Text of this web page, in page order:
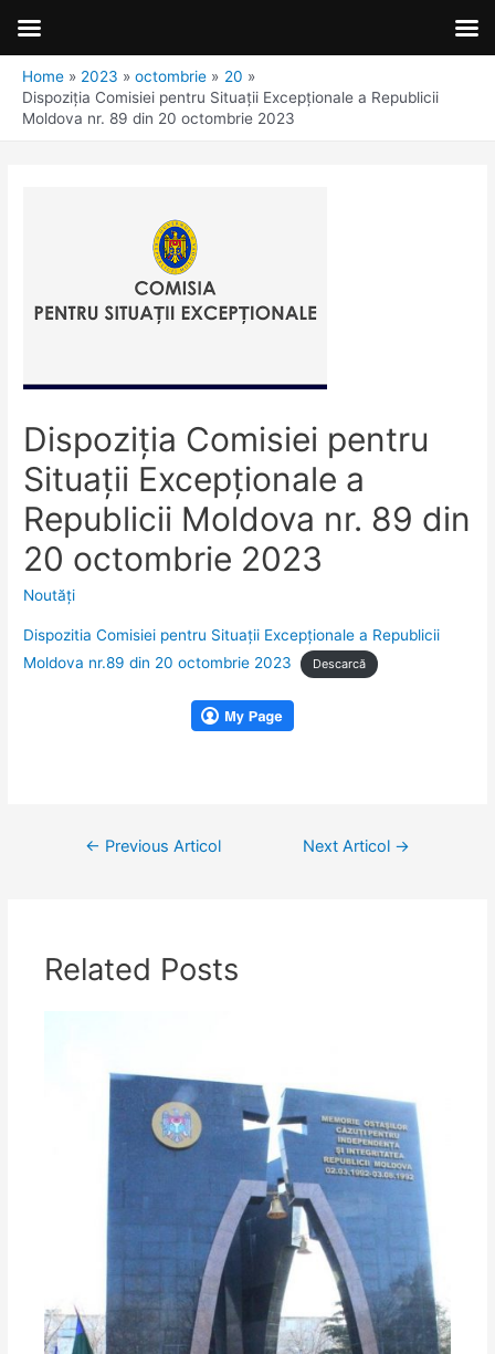
Home 2023 octombrie
20
Dispoziţia Comisiei pentru Situaţii Excepţionale a Republicii
Moldova nr. 89 din 20 octombrie 2023
Dispoziţia Comisiei pentru
Situaţii Excepţionale a
Republicii Moldova nr. 89 din
20 octombrie 2023
Noutăţi
Dispozitia Comisiei pentru Situații Excepționale a Republicii
Moldova nr.89 din 20 octombrie 2023
Descarcă
Navigare
← Previous Articol Next Articol →
Related Posts